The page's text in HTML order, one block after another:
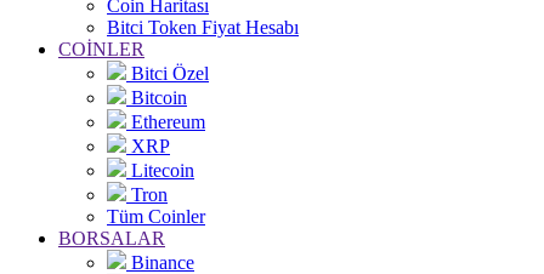
Coin Haritası
Bitci Token Fiyat Hesabı
COİNLER
Bitci Özel
Bitcoin
Ethereum
XRP
Litecoin
Tron
Tüm Coinler
BORSALAR
Binance